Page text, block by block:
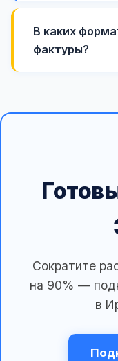
В каких
фактуры?
Сократите
на 90% —
в